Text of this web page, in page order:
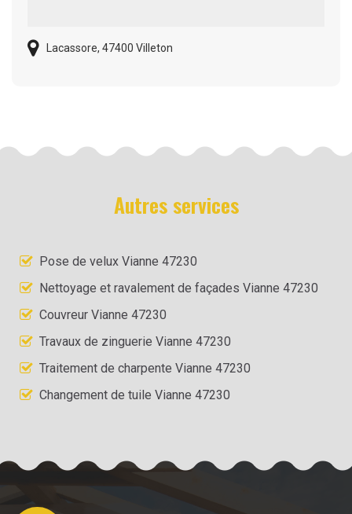
Lacassore, 47400 Villeton
Autres services
Pose de velux Vianne 47230
Nettoyage et ravalement de façades Vianne 47230
Couvreur Vianne 47230
Travaux de zinguerie Vianne 47230
Traitement de charpente Vianne 47230
Changement de tuile Vianne 47230